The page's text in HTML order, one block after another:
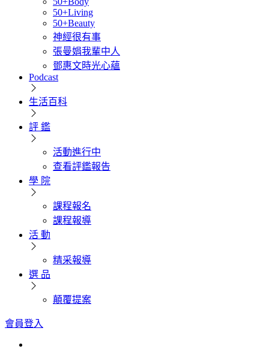
50+Living
50+Beauty
神經很有事
張曼娟我輩中人
鄧惠文時光心蘊
Podcast
生活百科
評 鑑
活動進行中
查看評鑑報告
學 院
課程報名
課程報導
活 動
精采報導
選 品
顛覆提案
會員登入